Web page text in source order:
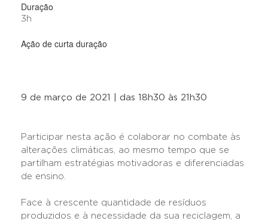
Duração
3h
Ação de curta duração
9 de março de 2021 | das 18h30 às 21h30
Participar nesta ação é colaborar no combate às
alterações climáticas, ao mesmo tempo que se
partilham estratégias motivadoras e diferenciadas
de ensino.
Face à crescente quantidade de resíduos
produzidos e à necessidade da sua reciclagem, a